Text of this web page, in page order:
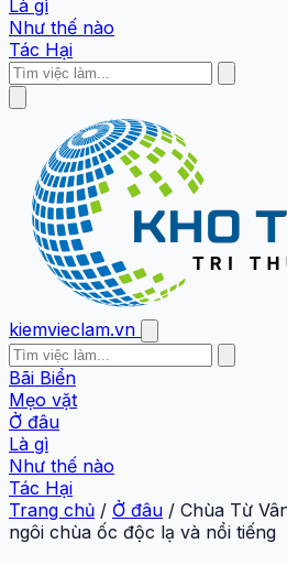
Là gì
Như thế nào
Tác Hại
kiemvieclam.vn
Bãi Biển
Mẹo vặt
Ở đâu
Là gì
Như thế nào
Tác Hại
Trang chủ / Ở đâu / Chùa Từ
ngôi chùa ốc độc lạ và nổi tiếng